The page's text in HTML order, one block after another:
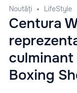
Noutăți LifeStyle
Centura
Boxing